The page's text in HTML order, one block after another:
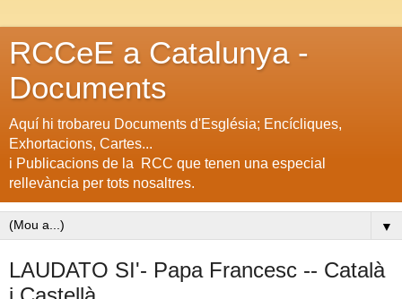
RCCeE a Catalunya -
Documents
Aquí hi trobareu Documents d'Església; Encícliques,
Exhortacions, Cartes...
i Publicacions de la RCC que tenen una especial
rellevància per tots nosaltres.
▼
LAUDATO SI'- Papa Francesc -- Català